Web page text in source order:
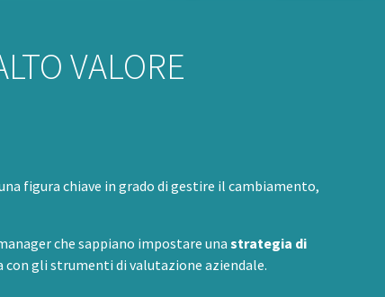
VALORE
figura chiave in grado di gestire il cambiamento,
che sappiano impostare una strategia di
gli strumenti di valutazione aziendale.